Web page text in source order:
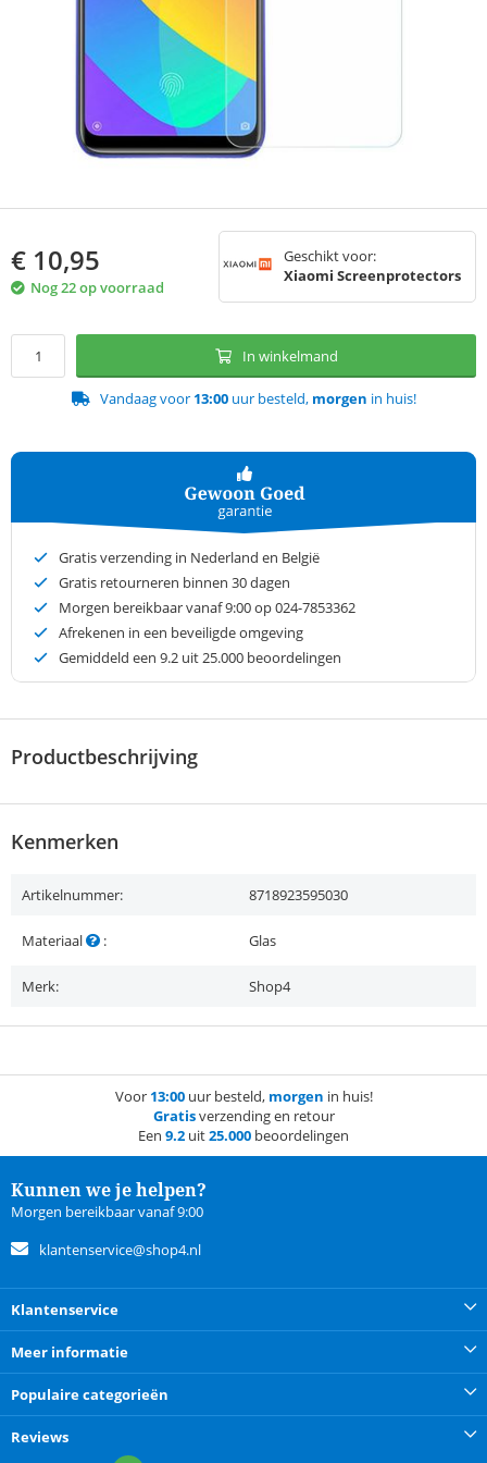
€ 10,95
Nog 22 op voorraad
Geschikt voor:
Xiaomi Screenprotectors
In winkelmand
Vandaag voor 13:00uur besteld, morgen in huis!
Gratis verzending in Nederland en België
Gratis retourneren binnen 30 dagen
Morgen bereikbaar vanaf 9:00 op 024-7853362
Afrekenen in een beveiligde omgeving
Gemiddeld een 9.2 uit 25.000 beoordelingen
Productbeschrijving
Kenmerken
Artikelnummer: 8718923595030
Materiaal : Glas
Merk: Shop4
Voor 13:00uur besteld, morgen in huis!
Gratisverzending en retour
Een 9.2 uit25.000 beoordelingen
Kunnen we je helpen?
Morgen bereikbaar vanaf 9:00
klantenservice@shop4.nl
Klantenservice
Meer informatie
Populaire categorieën
Reviews